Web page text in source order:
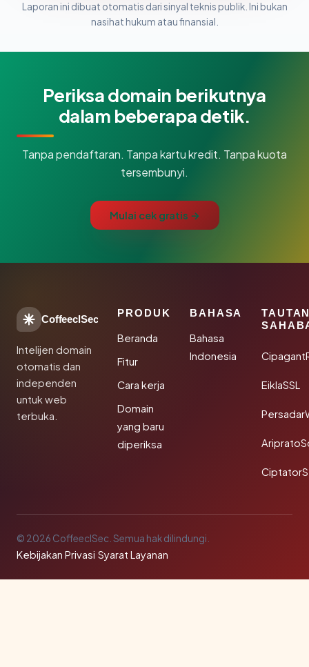
Laporan ini dibuat otomatis dari sinyal teknis publik. Ini bukan
nasihat hukum atau finansial.
Periksa domain berikutnya
dalam beberapa detik.
Tanpa pendaftaran. Tanpa kartu kredit. Tanpa kuota
tersembunyi.
Mulai cek gratis →
CoffeeclSec
Intelijen domain
otomatis dan
independen
untuk web
terbuka.
PRODUK
Beranda
Fitur
Cara kerja
Domain
yang baru
diperiksa
BAHASA
Bahasa
Indonesia
EiklaSSL
© 2026 CoffeeclSec. Semua hak dilindungi.
Kebijakan Privasi·Syarat Layanan